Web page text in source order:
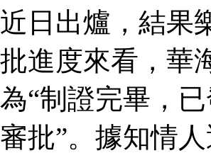
近日出爐，結果
批進度來看，華
為“制證完畢，
審批”。據知情